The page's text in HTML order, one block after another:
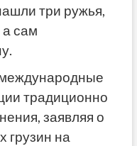
три ружья,
а сам
традиционно
заявляя о
грузин на